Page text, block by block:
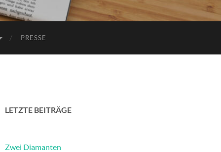
PRESSE
LETZTE BEITRÄGE
Zwei Diamanten